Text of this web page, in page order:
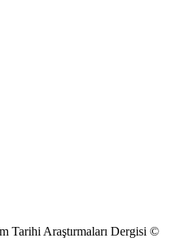
Tarihi Araştırmaları Dergisi ©